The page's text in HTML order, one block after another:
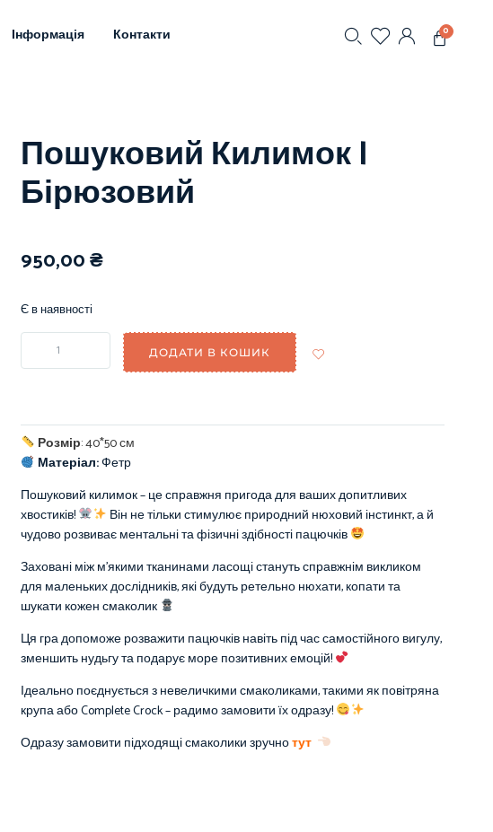
Інформація Контакти 0
Пошуковий Килимок |
Бірюзовий
950,00₴
Є в наявності
ДОДАТИ В КОШИК
Розмір: 40*50 см
Матеріал:Фетр
Пошуковий килимок – це справжня пригода для ваших допитливих
хвостиків!
Він не тільки стимулює природний нюховий інстинкт, а й
чудово розвиває ментальні та фізичні здібності пацючків
Заховані між м’якими тканинами ласощі стануть справжнім викликом
для маленьких дослідників, які будуть ретельно нюхати, копати та
шукати кожен смаколик
Ця гра допоможе розважити пацючків навіть під час самостійного вигулу,
зменшить нудьгу та подарує море позитивних емоцій!
Ідеально поєднується з невеличкими смаколиками, такими як повітряна
крупа або Complete Crock – радимо замовити їх одразу!
Одразу замовити підходящі смаколики зручнотут